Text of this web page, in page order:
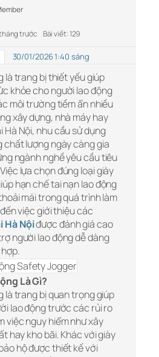
trước Bài viết: 129
30/01/2026 1:40 sáng
là trang bị thiết yếu giúp
khỏe cho người lao động
môi trường tiềm ẩn nhiều
xây dựng, nhà máy hay
Hà Nội, nhu cầu sử dụng
chất lượng ngày càng gia
ngành nghề yêu cầu tiêu
lựa chọn đúng loại giày
hạn chế tai nạn lao động
mái trong quá trình làm
việc giới thiệu các
Hà Nộiđược đánh giá cao
người lao động dễ dàng
Là Gì?
là trang bị quan trọng giúp
lao động trước các rủi ro
việc nguy hiểm như xây
hay kho bãi. Khác với giày
hộ được thiết kế với